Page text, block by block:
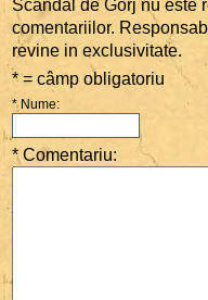
Scandal de Gorj nu este
comentariilor.
revine in exclusivitate.
* = câmp obligatoriu
* Nume:
* Comentariu: